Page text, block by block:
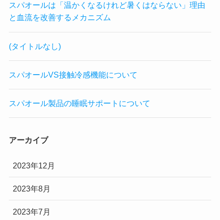
スパオールは「温かくなるけれど暑くはならない」理由
と血流を改善するメカニズム
(タイトルなし)
スパオールVS接触冷感機能について
スパオール製品の睡眠サポートについて
アーカイブ
2023年12月
2023年8月
2023年7月